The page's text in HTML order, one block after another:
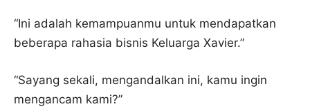
“Ini adalah kemampuanmu untuk mendapatkan
beberapa rahasia bisnis Keluarga Xavier.”
“Sayang sekali, mengandalkan ini, kamu ingin
mengancam kami?”